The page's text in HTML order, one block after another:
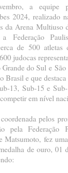
a equipe
2024, realizado
da Arena Multiuso
a Federação
de 500 atletas
judocas
do Sul e
Brasil e que
13, Sub-15 e
em nível
pelos
pela Federação
Matsumoto, fez
de ouro, 01